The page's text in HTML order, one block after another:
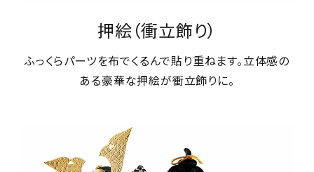
介護施設関係の方へ
最新のチラシはこちら
ようこそ ゲスト 様
押絵（衝立飾り）
ふっくらパーツを布でくるんで貼り重ねます。立体感の
ある豪華な押絵が衝立飾りに。